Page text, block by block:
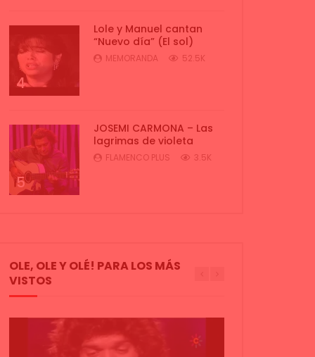
4
Lole y Manuel cantan
“Nuevo día” (El sol)
MEMORANDA 52.5K
5
JOSEMI CARMONA – Las
lagrimas de violeta
FLAMENCO PLUS 3.5K
OLE, OLE Y OLÉ! PARA LOS MÁS
VISTOS